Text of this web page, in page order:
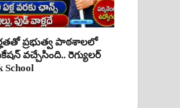
ప్రభుత్వ పాఠశాలలో
వచ్చేసింది.. రెగ్యులర్
School